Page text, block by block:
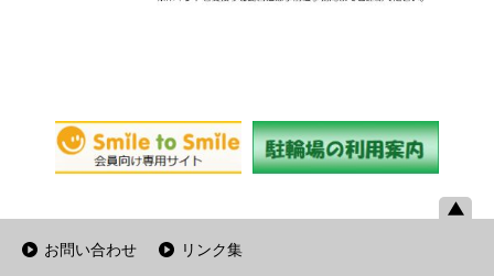
お問い合わせ リンク集